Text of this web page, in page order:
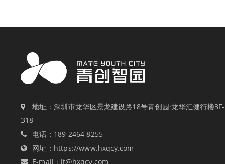
地址：深圳市龙华区景龙建设路18号青创园·龙华汇健行楼3F-
318
电话：189 2464 8255
网址：https://www.hxqcy.com
E-mail：jt@hxqcy.com